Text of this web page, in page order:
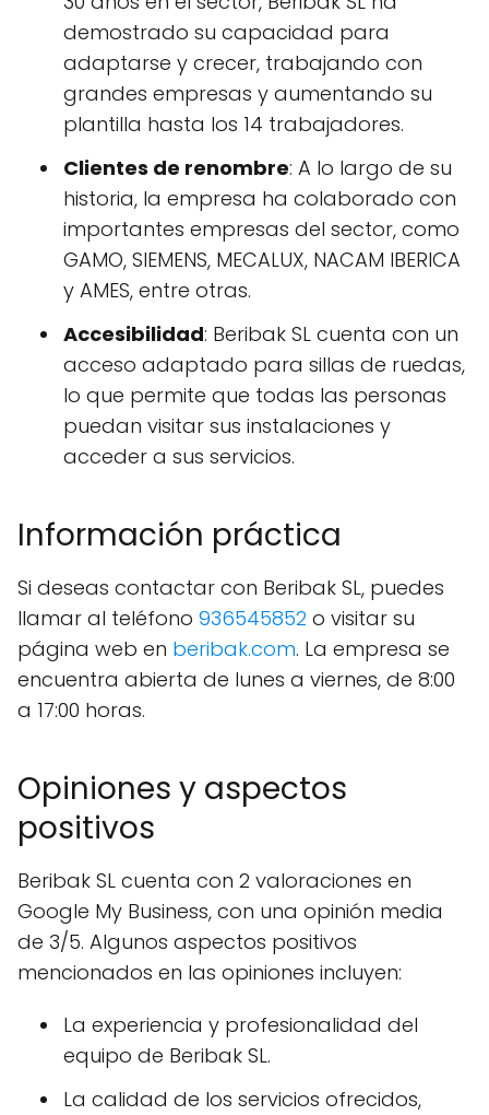
demostrado su capacidad para
adaptarse y crecer, trabajando con
grandes empresas y aumentando su
plantilla hasta los 14 trabajadores.
Clientes de renombre: A lo largo de su
historia, la empresa ha colaborado con
importantes empresas del sector, como
GAMO, SIEMENS, MECALUX, NACAM IBERICA
y AMES, entre otras.
Accesibilidad: Beribak SL cuenta con un
acceso adaptado para sillas de ruedas,
lo que permite que todas las personas
puedan visitar sus instalaciones y
acceder a sus servicios.
Información práctica
Si deseas contactar con Beribak SL, puedes
llamar al teléfono 936545852 o visitar su
página web en beribak.com. La empresa se
encuentra abierta de lunes a viernes, de 8:00
a 17:00 horas.
Opiniones y aspectos
positivos
Beribak SL cuenta con 2 valoraciones en
Google My Business, con una opinión media
de 3/5. Algunos aspectos positivos
mencionados en las opiniones incluyen:
La experiencia y profesionalidad del
equipo de Beribak SL.
La calidad de los servicios ofrecidos,